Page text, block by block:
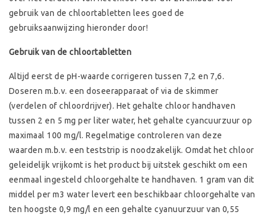
gebruik van de chloortabletten lees goed de
gebruiksaanwijzing hieronder door!
Gebruik van de chloortabletten
Altijd eerst de pH-waarde corrigeren tussen 7,2 en 7,6.
Doseren m.b.v. een doseerapparaat of via de skimmer
(verdelen of chloordrijver). Het gehalte chloor handhaven
tussen 2 en 5 mg per liter water, het gehalte cyancuurzuur op
maximaal 100 mg/l. Regelmatige controleren van deze
waarden m.b.v. een teststrip is noodzakelijk. Omdat het chloor
geleidelijk vrijkomt is het product bij uitstek geschikt om een
eenmaal ingesteld chloorgehalte te handhaven. 1 gram van dit
middel per m3 water levert een beschikbaar chloorgehalte van
ten hoogste 0,9 mg/l en een gehalte cyanuurzuur van 0,55